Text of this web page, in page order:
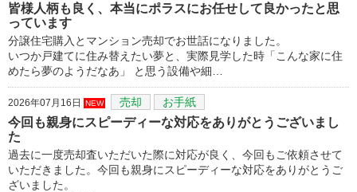
皆様人柄も良く、本当にポラスにお任せして良かったと思
っています
分譲住宅購入とマンション売却でお世話になりました。
いつか戸建てに住み替えたい夢と、実際見学した時「こんな家に住
めたら夢のようだなあ」 と思う設備や細…
2026年07月16日 NEW 売却 お手紙
今回も親身にスピーディーな対応をありがとうございまし
た
過去に一度売却査いただいた際に対応が良く、今回もご依頼させて
いただきました。今回も親身にスピーディーな対応をありがとうご
ざいました。